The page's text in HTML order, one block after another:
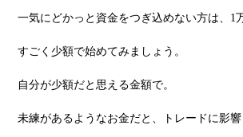
⼀気にどかっと資⾦をつぎ込めない⽅は、1
すごく少額で始めてみましょう。
⾃分が少額だと思える⾦額で。
未練があるようなお⾦だと、トレードに影響